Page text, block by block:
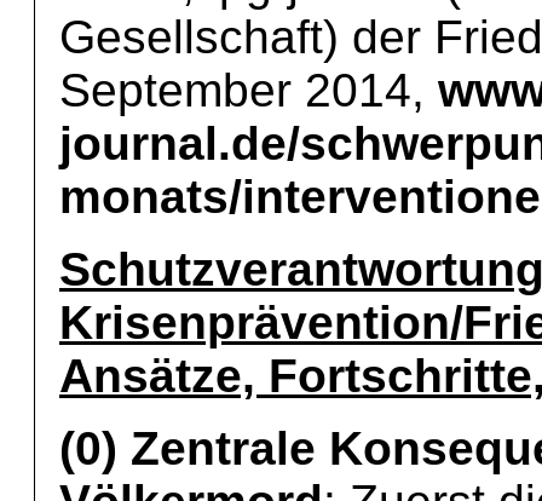
Gesellschaft) der
September 2014,
journal.de/
monats/
Krisenprävention/
Ansätze,
(0) Zentrale